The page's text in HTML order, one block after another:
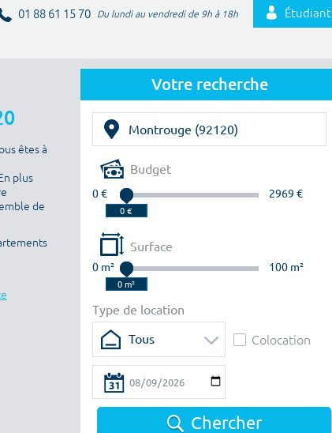
01 88 61 15 70 Du lundi au vendredi de 9h à 18h Étudiant
Votre recherche
Budget
0 € 2969 €
Surface
0 m² 100 m²
Type de location
Tous
Colocation
Chercher
êtes à
plus
de